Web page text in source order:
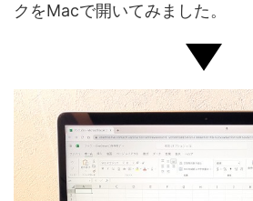
クをMacで開いてみました。